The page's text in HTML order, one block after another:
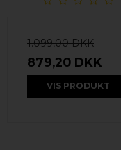
1.099,00 DKK
879,20 DKK
VIS PRODUKT